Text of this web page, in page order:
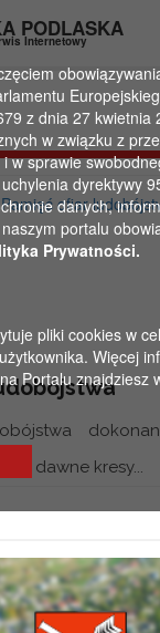
PODLASKA
Internetowy
dawne kresy...
z dnia 27 kwietnia
w związku z
w sprawie
dyrektywy
danych,
portalu
Prywatności.
pliki cookies w
Więcej
Portalu znajdziesz